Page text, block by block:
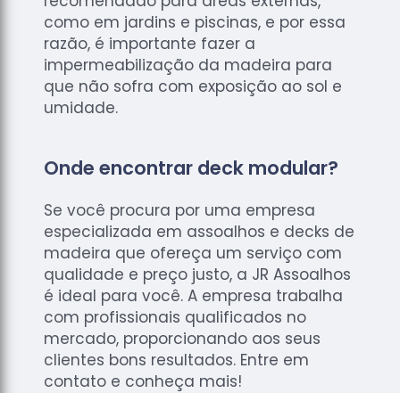
Tacos de
Madeiras
como em jardins e piscinas, e por essa
razão, é importante fazer a
impermeabilização da madeira para
que não sofra com exposição ao sol e
umidade.
Onde encontrar deck modular?
Se você procura por uma empresa
especializada em assoalhos e decks de
madeira que ofereça um serviço com
qualidade e preço justo, a JR Assoalhos
é ideal para você. A empresa trabalha
com profissionais qualificados no
mercado, proporcionando aos seus
clientes bons resultados. Entre em
contato e conheça mais!